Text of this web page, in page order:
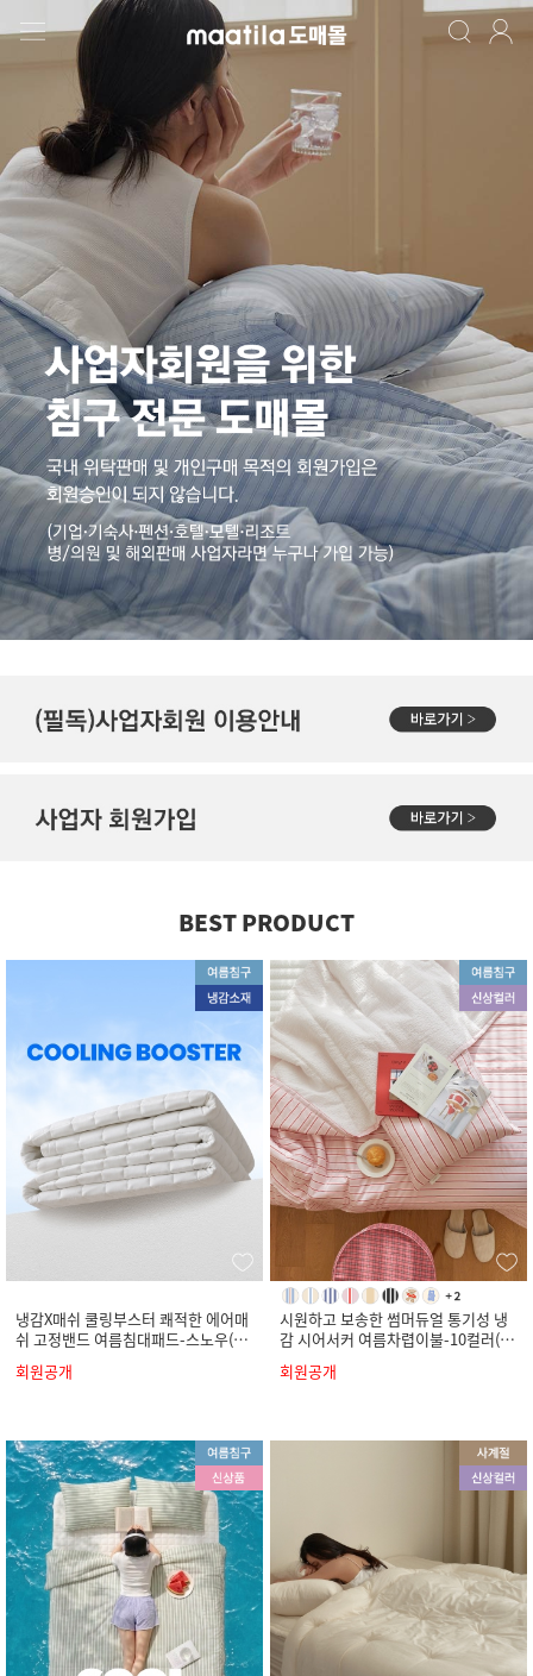
BEST PRODUCT
냉감X매쉬 쿨링부스터 쾌적한 에어매
쉬 고정밴드 여름침대패드-스노우(S
회원공개
시원하고 보송한 썸머듀얼 통기성 냉
감 시어서커 여름차렵이불-10컬러(S
회원공개